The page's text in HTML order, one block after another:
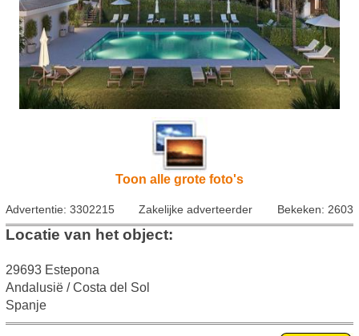
Toon alle grote foto's
Advertentie: 3302215 Zakelijke adverteerder Bekeken: 2603
Locatie van het object:
29693 Estepona
Andalusië / Costa del Sol
Spanje